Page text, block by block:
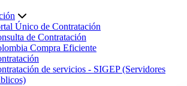
Único de Contratación
de Contratación
Compra Eficiente
de servicios - SIGEP (Servidores